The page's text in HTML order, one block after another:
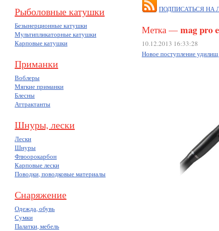
Рыболовные катушки
Безынерционные катушки
Мультипликаторные катушки
Карповые катушки
Приманки
Воблеры
Мягкие приманки
Блесны
Аттрактанты
Шнуры, лески
Лески
Шнуры
Флюорокарбон
Карповые лески
Поводки, поводковые материалы
Снаряжение
Одежда, обувь
Сумки
Палатки, мебель
ПОДПИСАТЬСЯ НА
Метка — mag pro
10.12.2013 16:33:28
Новое поступление